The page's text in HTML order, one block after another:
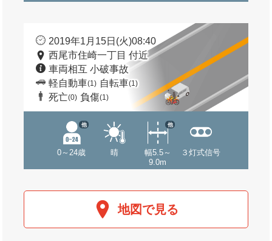
2019年1月15日(火)08:40
西尾市住崎一丁目 付近
車両相互 小破事故
軽自動車(1) 自転車(1)
死亡(0) 負傷(1)
0～24歳
他
晴
幅5.5～
9.0m
他
３灯式信号
地図で見る